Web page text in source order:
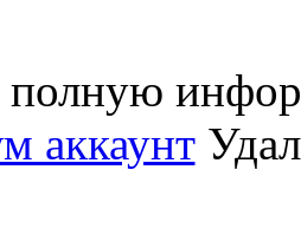
полную
аккаунт